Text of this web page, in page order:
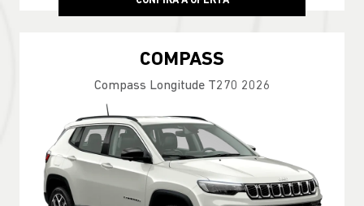
COMPASS
Compass Longitude T270 2026